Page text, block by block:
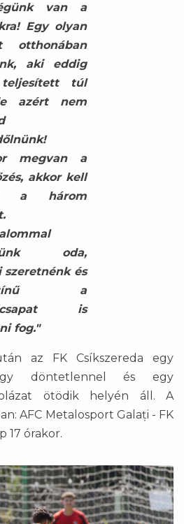
van a
Egy olyan
otthonában
aki eddig
túl
azért nem
megvan a
akkor kell
a három
oda,
szeretnénk és
a
is
fog."
az FK Csíkszereda egy
döntetlennel és egy
ötödik helyén áll. A
AFC Metalosport Galați - FK
17 órakor.